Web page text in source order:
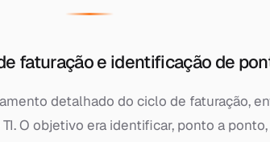
faturação e identificação de
detalhado do ciclo de faturação,
O objetivo era identificar, ponto a